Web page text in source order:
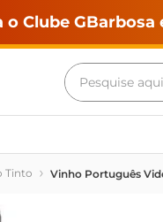
o Clube
Pesquise
Tinto Vinho Português
Termos
maquina